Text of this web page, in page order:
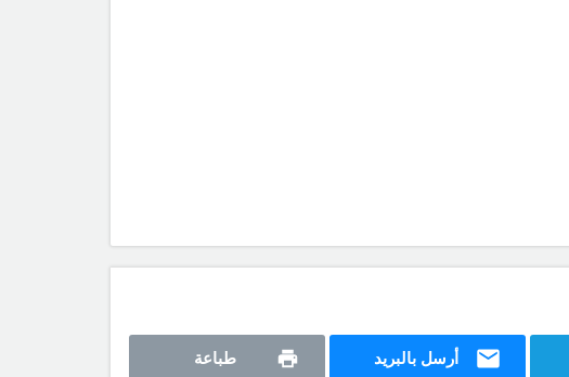
أرسل بالبريد طباعة